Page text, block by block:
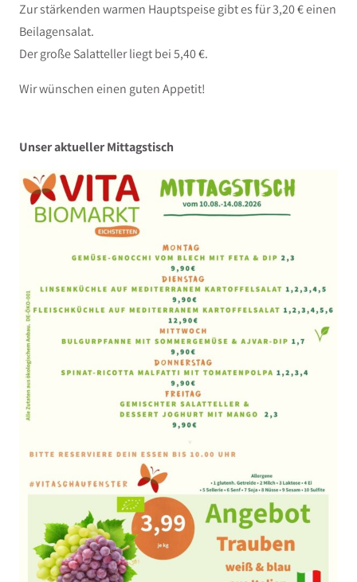
Zur stärkenden warmen Hauptspeise gibt es für 3,20 € einen
Beilagensalat.
Der große Salatteller liegt bei 5,40 €.
Wir wünschen einen guten Appetit!
Unser aktueller Mittagstisch